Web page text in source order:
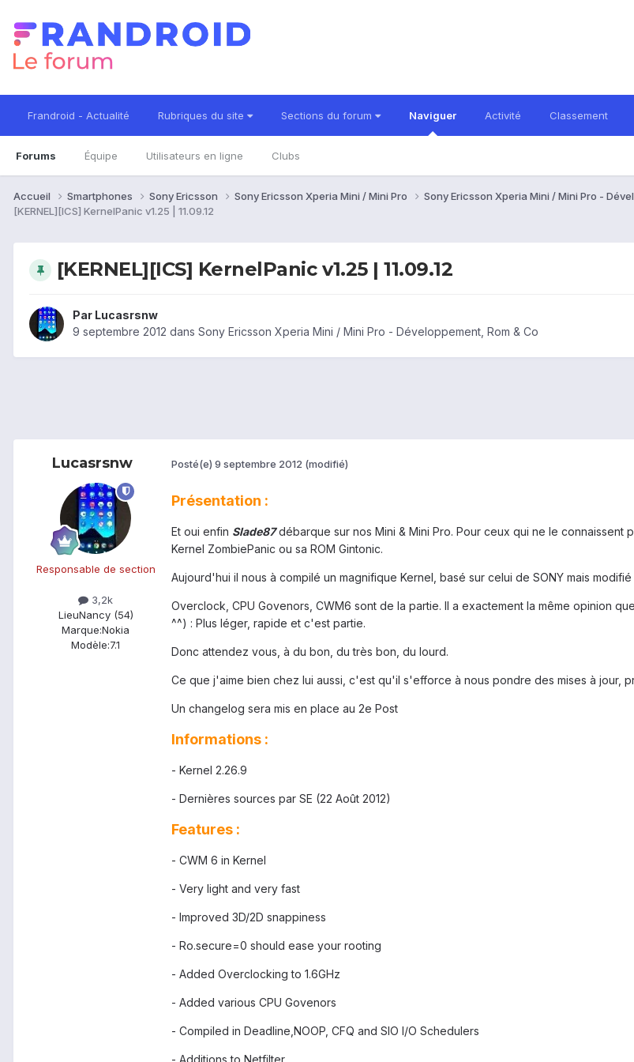
Frandroid - Actualité Rubriques du site Sections du forum Naviguer
Forums Équipe Utilisateurs en ligne Clubs
Activité Classement
Accueil Smartphones Sony Ericsson Sony Ericsson Xperia Mini / Mini Pro
Sony Ericsson Xperia Mini / Mini Pro -
[KERNEL][ICS] KernelPanic v1.25 | 11.09.12
[KERNEL][ICS] KernelPanic v1.25 | 11.09.12
Par Lucasrsnw
9 septembre 2012 dans Sony Ericsson Xperia Mini / Mini Pro - Développement, Rom & Co
Lucasrsnw
Responsable de section
3,2k
LieuNancy (54)
Marque:Nokia
Modèle:7.1
Posté(e) 9 septembre 2012 (modifié)
Présentation :
Et oui enfin Slade87débarque sur nos Mini & Mini Pro. Pour ceux qui ne le connaissent
Kernel ZombiePanic ou sa ROM Gintonic.
Aujourd'hui il nous à compilé un magnifique Kernel, basé sur celui de SONY mais modifié
Overclock, CPU Govenors, CWM6 sont de la partie. Il a exactement la même opinion
^^) : Plus léger, rapide et c'est partie.
Donc attendez vous, à du bon, du très bon, du lourd.
Ce que j'aime bien chez lui aussi, c'est qu'il s'efforce à nous pondre des mises à jour,
Un changelog sera mis en place au 2e Post
Informations :
- Kernel 2.26.9
- Dernières sources par SE (22 Août 2012)
Features :
- CWM 6 in Kernel
- Very light and very fast
- Improved 3D/2D snappiness
- Ro.secure=0 should ease your rooting
- Added Overclocking to 1.6GHz
- Added various CPU Govenors
- Compiled in Deadline,NOOP, CFQ and SIO I/O Schedulers
- Additions to Netfilter